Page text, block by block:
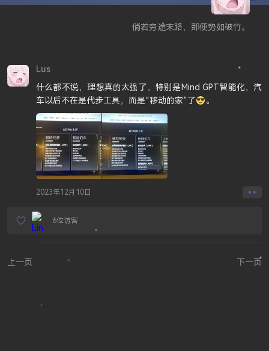
倘若穷途末路，那便势如破竹。
Lus
什么都不说，理想真的太强了，特别是Mind GPT智能化，汽
车以后不在是代步工具，而是“移动的家”了
。
2023年12月10日
6位访客
上一页 下一页